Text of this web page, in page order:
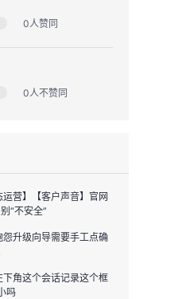
0人赞同
0人不赞同
营】【客户声音】官网
“不安全”
升级向导需要手工点确
下角这个会话记录这个框
吗